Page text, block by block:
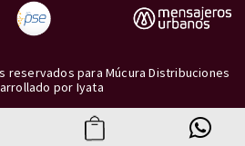
reservados para Múcura Distribuciones
por Iyata